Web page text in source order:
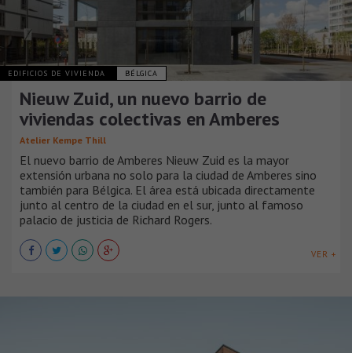
EDIFICIOS DE VIVIENDA BÉLGICA
Nieuw Zuid, un nuevo barrio de
viviendas colectivas en Amberes
Atelier Kempe Thill
El nuevo barrio de Amberes Nieuw Zuid es la mayor
extensión urbana no solo para la ciudad de Amberes sino
también para Bélgica. El área está ubicada directamente
junto al centro de la ciudad en el sur, junto al famoso
palacio de justicia de Richard Rogers.
VER +